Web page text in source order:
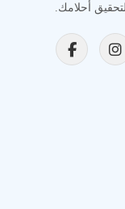
أحلامك.